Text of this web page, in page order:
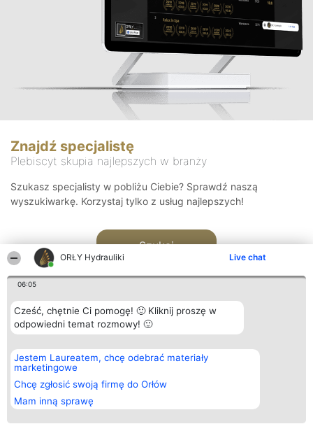
ORŁY Hydrauliki Live chat
06:05
Cześć, chętnie Ci pomogę! 🙂 Kliknij proszę w
odpowiedni temat rozmowy! 🙂
Jestem Laureatem, chcę odebrać materiały
marketingowe
Chcę zgłosić swoją firmę do Orłów
Mam inną sprawę
Znajdź specjalistę
Plebiscyt skupia najlepszych w branży
Szukasz specjalisty w pobliżu Ciebie? Sprawdź naszą
wyszukiwarkę. Korzystaj tylko z usług najlepszych!
Szukaj
Organizator plebiscytu
Bright Side Solutions sp. z o.
o. sp. k.
ul. Ruska 22
Wrocław 50-079
KRS 0000749100 | Regon
381313360 | NIP 8943132676
Plebiscyt
Laureaci
wszystkich
Laureatów
Regulamin
Kontakt
Kontakt